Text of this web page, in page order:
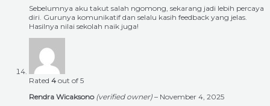
Sebelumnya aku takut salah ngomong, sekarang jadi lebih percaya
diri. Gurunya komunikatif dan selalu kasih feedback yang jelas.
Hasilnya nilai sekolah naik juga!
Rated 4 out of 5
Rendra Wicaksono (verified owner) – November 4, 2025